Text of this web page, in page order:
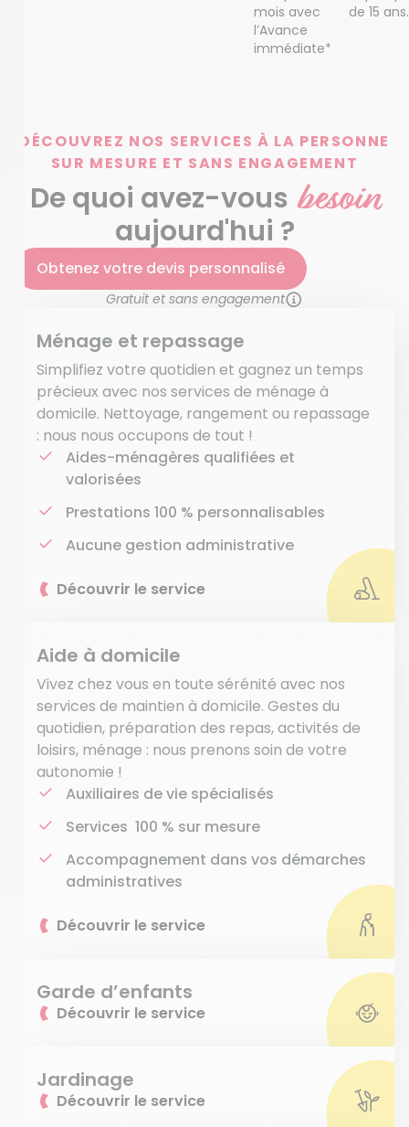
mois avec
l’Avance
immédiate*
de 15 ans.
DÉCOUVREZ NOS SERVICES À LA PERSONNE
SUR MESURE ET SANS ENGAGEMENT
De quoi avez-vous besoin
aujourd'hui ?
Obtenez votre devis personnalisé
Gratuit et sans engagement
Ménage et repassage
Simplifiez votre quotidien et gagnez un temps
précieux avec nos services de ménage à
domicile. Nettoyage, rangement ou repassage
: nous nous occupons de tout !
Aides-ménagères qualifiées et
valorisées
Prestations 100 % personnalisables
Aucune gestion administrative
Découvrir le service
Aide à domicile
Vivez chez vous en toute sérénité avec nos
services de maintien à domicile. Gestes du
quotidien, préparation des repas, activités de
loisirs, ménage : nous prenons soin de votre
autonomie !
Auxiliaires de vie spécialisés
Services 100 % sur mesure
Accompagnement dans vos démarches
administratives
Découvrir le service
Garde d’enfants
Découvrir le service
Jardinage
Découvrir le service